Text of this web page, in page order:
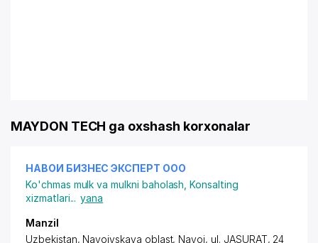
MAYDON TECH ga oxshash korxonalar
НАВОИ БИЗНЕС ЭКСПЕРТ ООО
Ko'chmas mulk va mulkni baholash ,Konsalting
xizmatlari... yana
Manzil
Uzbekistan, Navoiyskaya oblast, Navoi, ul. JASURAT, 24